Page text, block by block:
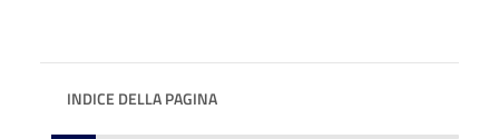
INDICE DELLA PAGINA